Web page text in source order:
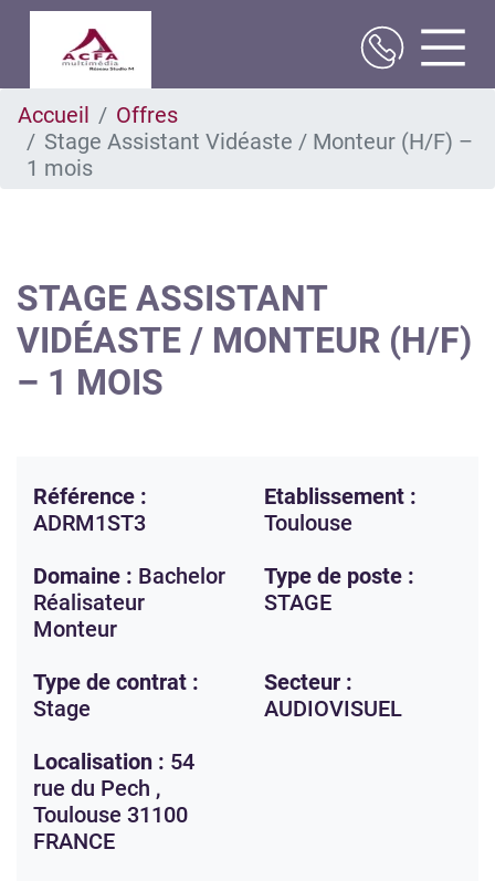
au
contenu
principal
Accueil
Offres
Stage Assistant Vidéaste / Monteur (H/F) –
1 mois
STAGE ASSISTANT
VIDÉASTE / MONTEUR (H/F)
– 1 MOIS
Référence :
ADRM1ST3
Etablissement :
Toulouse
Domaine : Bachelor
Réalisateur
Monteur
Type de poste :
STAGE
Type de contrat :
Stage
Secteur :
AUDIOVISUEL
Localisation : 54
rue du Pech ,
Toulouse 31100
FRANCE